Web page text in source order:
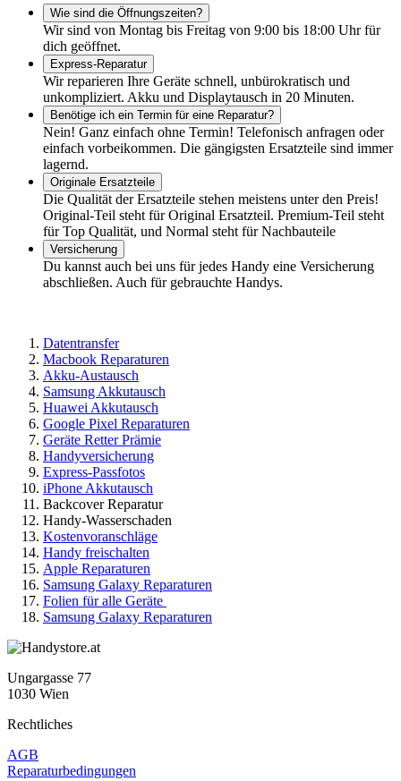
Wie sind die Öffnungszeiten?
Wir sind von Montag bis Freitag von 9:00 bis 18:00 Uhr für
dich geöffnet.
Express-Reparatur
Wir reparieren Ihre Geräte schnell, unbürokratisch und
unkompliziert. Akku und Displaytausch in 20 Minuten.
Benötige ich ein Termin für eine Reparatur?
Nein! Ganz einfach ohne Termin! Telefonisch anfragen oder
einfach vorbeikommen. Die gängigsten Ersatzteile sind immer
lagernd.
Originale Ersatzteile
Die Qualität der Ersatzteile stehen meistens unter den Preis!
Original-Teil steht für Original Ersatzteil. Premium-Teil steht
für Top Qualität, und Normal steht für Nachbauteile
Versicherung
Du kannst auch bei uns für jedes Handy eine Versicherung
abschließen. Auch für gebrauchte Handys.
Datentransfer
Macbook Reparaturen
Akku-Austausch
Samsung Akkutausch
Huawei Akkutausch
Google Pixel Reparaturen
Geräte Retter Prämie
Handyversicherung
Express-Passfotos
iPhone Akkutausch
Backcover Reparatur
Handy-Wasserschaden
Kostenvoranschläge
Handy freischalten
Apple Reparaturen
Samsung Galaxy Reparaturen
Folien für alle Geräte
Samsung Galaxy Reparaturen
Ungargasse 77
1030 Wien
Rechtliches
AGB
Reparaturbedingungen